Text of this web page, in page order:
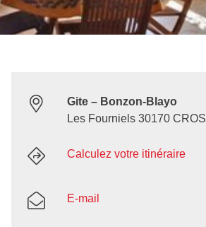
Gite – Bonzon-Blayo
Les Fourniels 30170 CROS
Calculez votre itinéraire
E-mail